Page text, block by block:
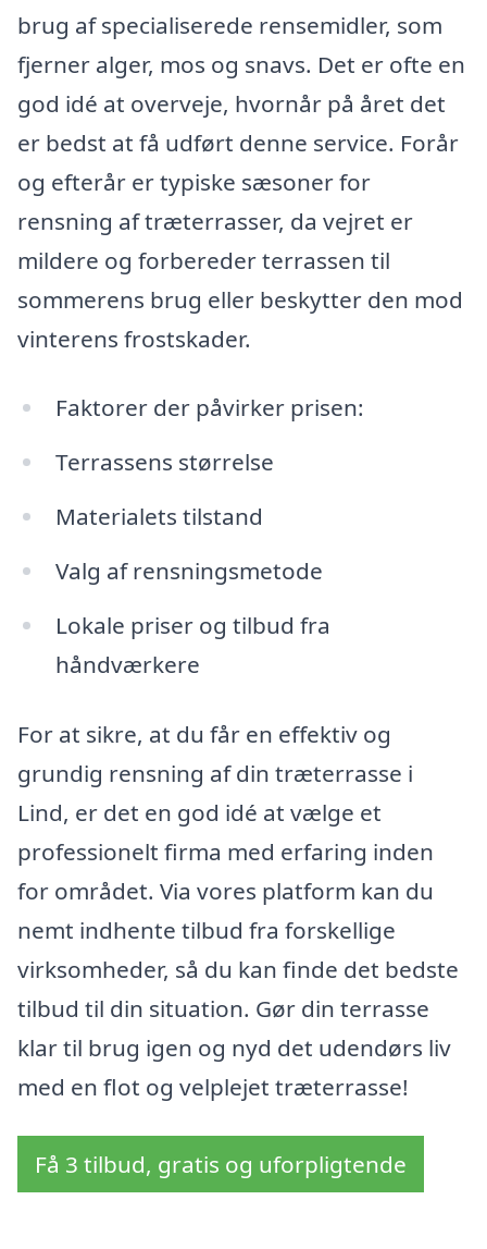
brug af specialiserede rensemidler, som
fjerner alger, mos og snavs. Det er ofte en
god idé at overveje, hvornår på året det
er bedst at få udført denne service. Forår
og efterår er typiske sæsoner for
rensning af træterrasser, da vejret er
mildere og forbereder terrassen til
sommerens brug eller beskytter den mod
vinterens frostskader.
Faktorer der påvirker prisen:
Terrassens størrelse
Materialets tilstand
Valg af rensningsmetode
Lokale priser og tilbud fra
håndværkere
For at sikre, at du får en effektiv og
grundig rensning af din træterrasse i
Lind, er det en god idé at vælge et
professionelt firma med erfaring inden
for området. Via vores platform kan du
nemt indhente tilbud fra forskellige
virksomheder, så du kan finde det bedste
tilbud til din situation. Gør din terrasse
klar til brug igen og nyd det udendørs liv
med en flot og velplejet træterrasse!
Få 3 tilbud, gratis og uforpligtende